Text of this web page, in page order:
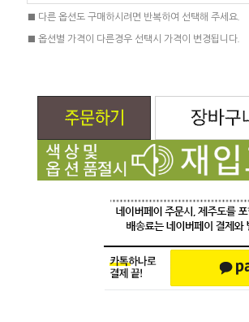
■ 다른 옵션도 구매하시려면 반복하여 선택해 주세요.
■ 옵션별 가격이 다른경우 선택시 가격이 변경됩니다.